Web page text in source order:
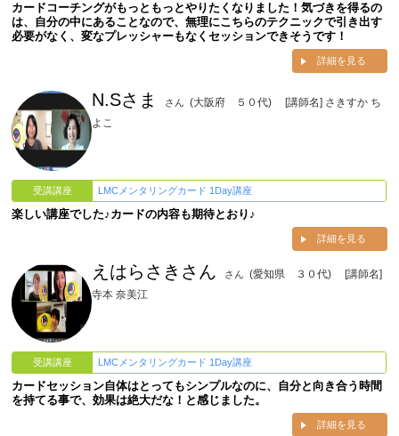
カードコーチングがもっともっとやりたくなりました！気づきを得るの
は、自分の中にあることなので、無理にこちらのテクニックで引き出す
必要がなく、変なプレッシャーもなくセッションできそうです！
詳細を見る
N.Sさま さん (大阪府 ５０代)
[講師名] さきすか ち
よこ
受講講座 LMCメンタリングカード 1Day講座
楽しい講座でした♪カードの内容も期待とおり♪
詳細を見る
えはらさきさん さん (愛知県 ３０代)
[講師名]
寺本 奈美江
受講講座 LMCメンタリングカード 1Day講座
カードセッション自体はとってもシンプルなのに、自分と向き合う時間
を持てる事で、効果は絶大だな！と感じました。
詳細を見る